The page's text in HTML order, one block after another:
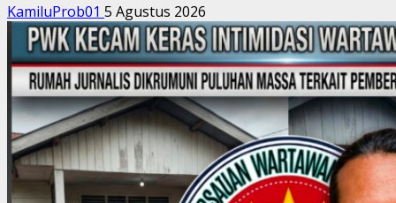
KamiluProb01 5 Agustus 2026